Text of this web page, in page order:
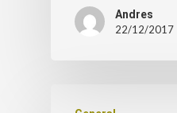
Andres
22/12/2017